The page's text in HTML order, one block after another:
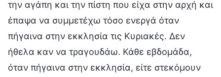
την αγάπη και την πίστη που είχα στην αρχή και
έπαψα να συμμετέχω τόσο ενεργά όταν
πήγαινα στην εκκλησία τις Κυριακές. Δεν
ήθελα καν να τραγουδάω. Κάθε εβδομάδα,
όταν πήγαινα στην εκκλησία, είτε στεκόμουν